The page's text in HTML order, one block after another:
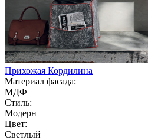
Прихожая Кордилина
Материал фасада:
МДФ
Стиль:
Модерн
Цвет:
Светлый